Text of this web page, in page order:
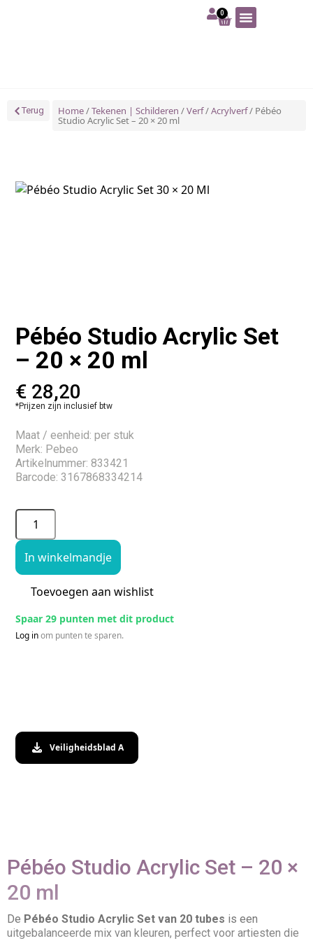
0
Terug Home/Tekenen | Schilderen /Verf/Acrylverf/ Pébéo
Studio Acrylic Set – 20 × 20 ml
Pébéo Studio Acrylic Set
– 20 × 20 ml
€ 28,20
*Prijzen zijn inclusief btw
Maat / eenheid: per stuk
Merk: Pebeo
Artikelnummer: 833421
Barcode: 3167868334214
In winkelmandje
Toevoegen aan wishlist
Spaar 29 punten met dit product
Log inom punten te sparen.
Veiligheidsblad A
Pébéo Studio Acrylic Set – 20 ×
20 ml
De Pébéo Studio Acrylic Set van 20 tubes is een
uitgebalanceerde mix van kleuren, perfect voor artiesten die